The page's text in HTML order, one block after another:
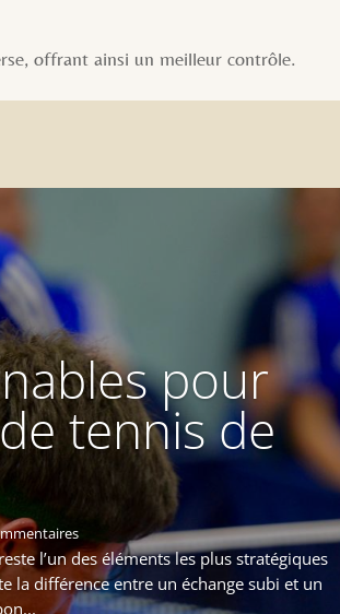
offrant ainsi un meilleur contrôle.
pour
tennis de
l’un des éléments les plus stratégiques
la différence entre un échange subi et un